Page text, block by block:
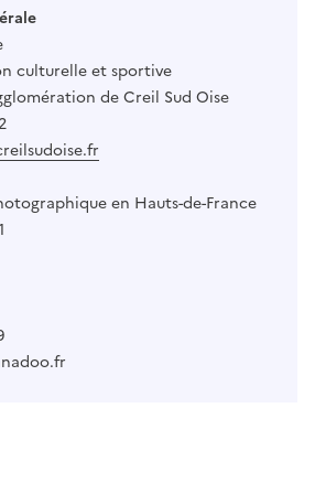
culturelle et sportive
de Creil Sud Oise
en Hauts-de-France